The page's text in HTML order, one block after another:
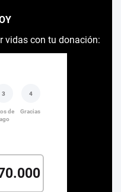
vidas con tu donación: